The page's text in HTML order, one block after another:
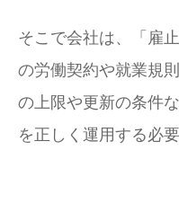
そこで会社は、「雇
の労働契約や就業規
の上限や更新の条件
を正しく運用する必